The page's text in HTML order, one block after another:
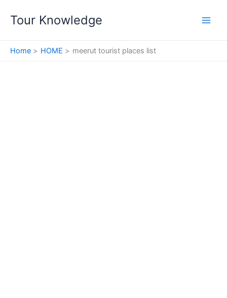
Tour Knowledge
Home HOME meerut tourist places list